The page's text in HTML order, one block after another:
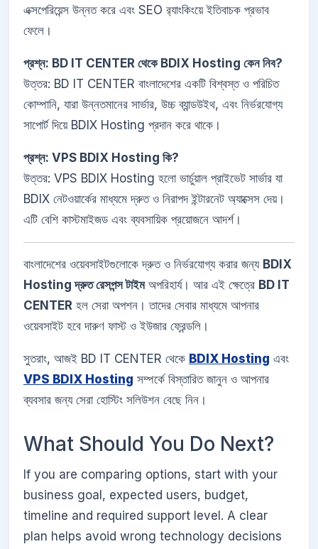
এক্সপেরিয়েন্স উন্নত করে এবং SEO র‍্যাংকিংয়ে ইতিবাচক প্রভাব
ফেলে।
প্রশ্ন: BD IT CENTER থেকে BDIX Hosting কেন নিব?
উত্তর: BD IT CENTER বাংলাদেশের একটি বিশ্বস্ত ও পরিচিত
কোম্পানি, যারা উন্নতমানের সার্ভার, উচ্চ ব্যান্ডউইথ, এবং নির্ভরযোগ্য
সাপোর্ট দিয়ে BDIX Hosting প্রদান করে থাকে।
প্রশ্ন: VPS BDIX Hosting কি?
উত্তর: VPS BDIX Hosting হলো ভার্চুয়াল প্রাইভেট সার্ভার যা
BDIX নেটওয়ার্কের মাধ্যমে দ্রুত ও নিরাপদ ইন্টারনেট অ্যাক্সেস দেয়।
এটি বেশি কাস্টমাইজড এবং ব্যবসায়িক প্রয়োজনে আদর্শ।
বাংলাদেশের ওয়েবসাইটগুলোকে দ্রুত ও নির্ভরযোগ্য করার জন্য BDIX
Hosting দ্রুত রেসপন্স টাইমঅপরিহার্য। আর এই ক্ষেত্রে BD IT
CENTER হল সেরা অপশন। তাদের সেবার মাধ্যমে আপনার
ওয়েবসাইট হবে দারুণ ফাস্ট ও ইউজার ফ্রেন্ডলি।
সুতরাং, আজই BD IT CENTER থেকে BDIX Hosting এবং
VPS BDIX Hosting সম্পর্কে বিস্তারিত জানুন ও আপনার
ব্যবসার জন্য সেরা হোস্টিং সলিউশন বেছে নিন।
What Should You Do Next?
If you are comparing options, start with your
business goal, expected users, budget,
timeline and required support level. A clear
plan helps avoid wrong technology decisions